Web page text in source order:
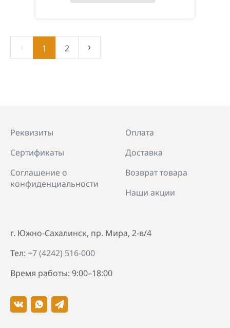
‹ 1 2 ›
г. Южно-Сахалинск, пр. Мира, 2-в/4
Тел: +7 (4242) 516-000
Время работы: 9:00–18:00
Реквизиты
Сертификаты
Соглашение о
конфиденциальности
Оплата
Доставка
Возврат товара
Наши акции